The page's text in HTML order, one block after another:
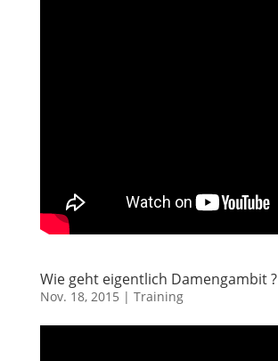
Wie geht eigentlich Damengambit ?
Nov. 18, 2015 | Training